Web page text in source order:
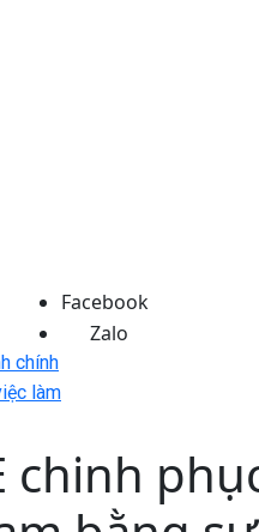
chính
làm
Facebook
Zalo
chinh